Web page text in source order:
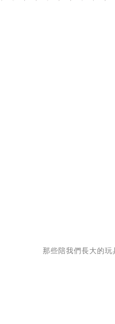
那些陪我們長大的